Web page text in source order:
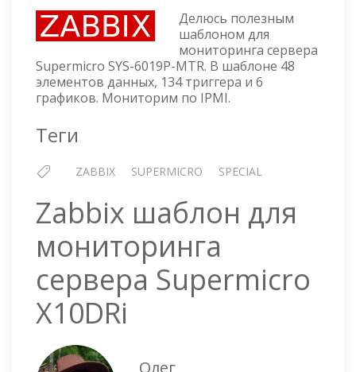
ДЛЯ
МОНИТОРИНГА
СЕРВЕРА
SUPERMICRO
SYS-
6019P-
Делюсь полезным
шаблоном для
мониторинга сервера
Supermicro SYS-6019P-MTR. В шаблоне 48
элементов данных, 134 триггера и 6
графиков. Мониторим по IPMI.
Теги
ZABBIX SUPERMICRO SPECIAL
Zabbix шаблон для
мониторинга
сервера Supermicro
X10DRi
Олег